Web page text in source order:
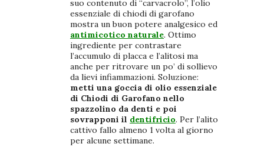
suo contenuto di “carvacrolo”, l’olio
essenziale di chiodi di garofano
mostra un buon potere analgesico ed
antimicotico naturale. Ottimo
ingrediente per contrastare
l’accumulo di placca e l’alitosi ma
anche per ritrovare un po’ di sollievo
da lievi infiammazioni. Soluzione:
metti una goccia di olio essenziale
di Chiodi di Garofano nello
spazzolino da denti e poi
sovrapponi il dentifricio. Per l’alito
cattivo fallo almeno 1 volta al giorno
per alcune settimane.